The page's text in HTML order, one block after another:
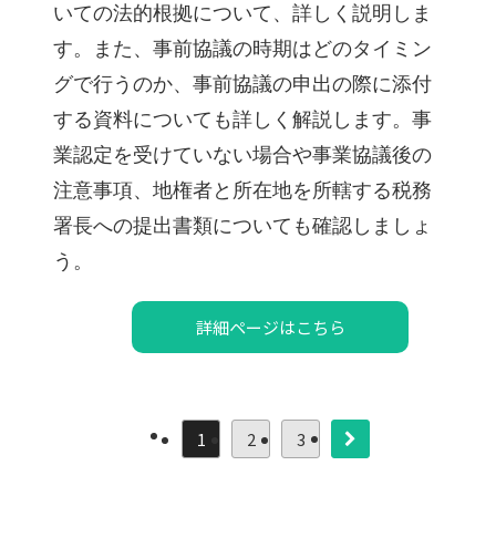
いての法的根拠について、詳しく説明しま
す。また、事前協議の時期はどのタイミン
グで行うのか、事前協議の申出の際に添付
する資料についても詳しく解説します。事
業認定を受けていない場合や事業協議後の
注意事項、地権者と所在地を所轄する税務
署長への提出書類についても確認しましょ
う。
詳細ページはこちら
1 2 3